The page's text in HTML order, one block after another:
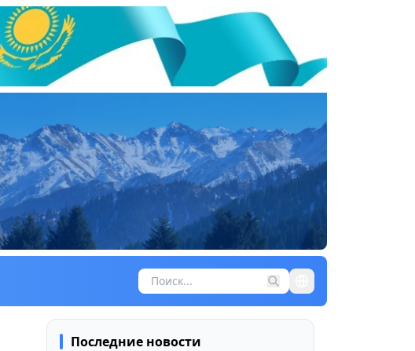
Последние новости